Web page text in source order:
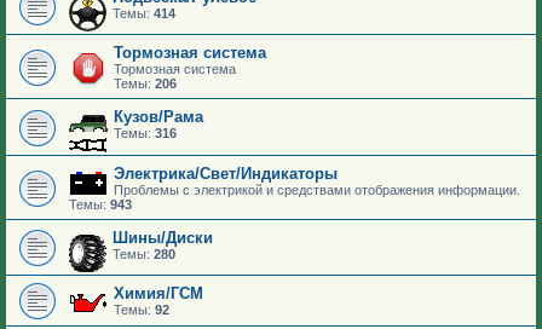
Темы: 414
Тормозная система
Тормозная система
Темы: 206
Кузов/Рама
Темы: 316
Электрика/Свет/Индикаторы
Проблемы с электрикой и средствами отображения информации.
Темы: 943
Шины/Диски
Темы: 280
Химия/ГСМ
Темы: 92